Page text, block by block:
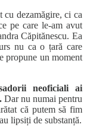
dezamăgire, ci ca
pe care le-am avut
Căpitănescu. Ea
nu ca o țară care
propune un moment
neoficiali ai
Dar nu numai pentru
că putem să fim
lipsiți de substanță.